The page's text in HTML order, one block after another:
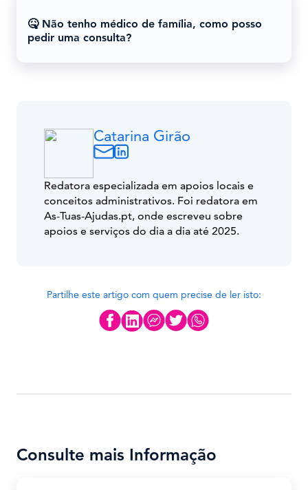
🤒 Não tenho médico de família, como posso
pedir uma consulta?
Catarina Girão
Redatora especializada em apoios locais e
conceitos administrativos. Foi redatora em
As-Tuas-Ajudas.pt, onde escreveu sobre
apoios e serviços do dia a dia até 2025.
Partilhe este artigo com quem precise de ler isto:
Consulte mais Informação